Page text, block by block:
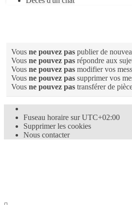
Vous ne pouvez pas publier de
Vous ne pouvez pas répondre aux
Vous ne pouvez pas modifier vos
Vous ne pouvez pas supprimer vos
Vous ne pouvez pas transférer de
Fuseau horaire surUTC+02:00
Supprimer les cookies
Nous contacter